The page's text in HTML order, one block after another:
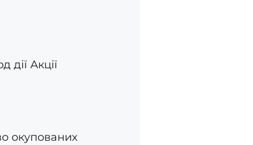
дії Акції
окупованих